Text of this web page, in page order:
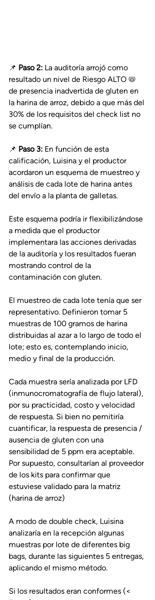
📌 Paso 2: La auditoría arrojó como
resultado un nivel de Riesgo ALTO 📛
de presencia inadvertida de gluten en
la harina de arroz, debido a que más del
30% de los requisitos del check list no
se cumplían.
📌 Paso 3: En función de esta
calificación, Luisina y el productor
acordaron un esquema de muestreo y
análisis de cada lote de harina antes
del envío a la planta de galletas.
Este esquema podría ir flexibilizándose
a medida que el productor
implementara las acciones derivadas
de la auditoría y los resultados fueran
mostrando control de la
contaminación con gluten.
El muestreo de cada lote tenía que ser
representativo. Definieron tomar 5
muestras de 100 gramos de harina
distribuidas al azar a lo largo de todo el
lote; esto es, contemplando inicio,
medio y final de la producción.
Cada muestra sería analizada por LFD
(inmunocromatografía de flujo lateral),
por su practicidad, costo y velocidad
de respuesta. Si bien no pemitiría
cuantificar, la respuesta de presencia /
ausencia de gluten con una
sensibilidad de 5 ppm era aceptable.
Por supuesto, consultarían al proveedor
de los kits para confirmar que
estuviese validado para la matriz
(harina de arroz)
A modo de double check, Luisina
analizaría en la recepción algunas
muestras por lote de diferentes big
bags, durante las siguientes 5 entregas,
aplicando el mismo método.
Si los resultados eran conformes (<